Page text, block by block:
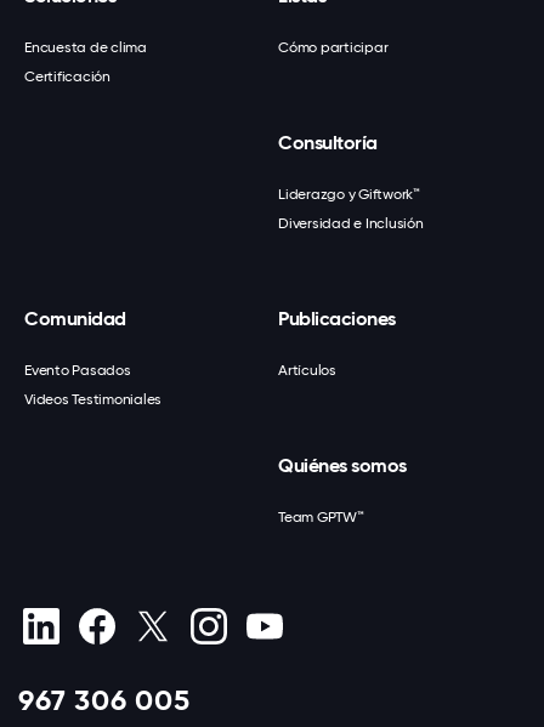
Encuesta de clima
Certificación
Cómo participar
Consultoría
Liderazgo y Giftwork™
Diversidad e Inclusión
Comunidad
Evento Pasados
Videos Testimoniales
Publicaciones
Artículos
Quiénes somos
Team GPTW™
967 306 005